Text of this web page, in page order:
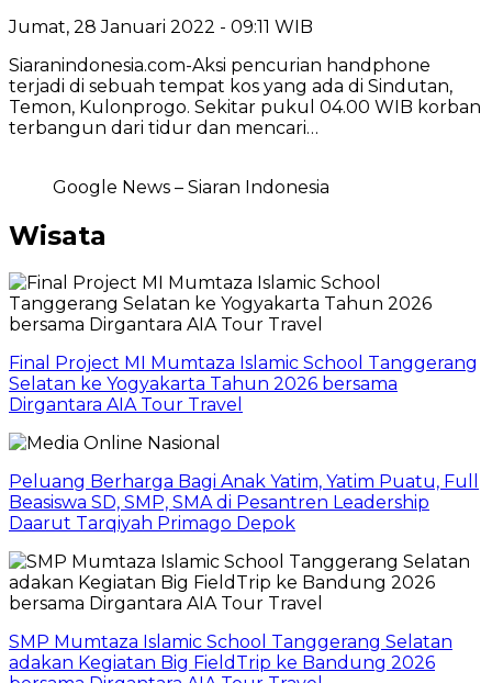
Jumat, 28 Januari 2022 - 09:11 WIB
Siaranindonesia.com-Aksi pencurian handphone
terjadi di sebuah tempat kos yang ada di Sindutan,
Temon, Kulonprogo. Sekitar pukul 04.00 WIB korban
terbangun dari tidur dan mencari…
Google News – Siaran Indonesia
Wisata
Final Project MI Mumtaza Islamic School Tanggerang
Selatan ke Yogyakarta Tahun 2026 bersama
Dirgantara AIA Tour Travel
Peluang Berharga Bagi Anak Yatim, Yatim Puatu, Full
Beasiswa SD, SMP, SMA di Pesantren Leadership
Daarut Tarqiyah Primago Depok
SMP Mumtaza Islamic School Tanggerang Selatan
adakan Kegiatan Big FieldTrip ke Bandung 2026